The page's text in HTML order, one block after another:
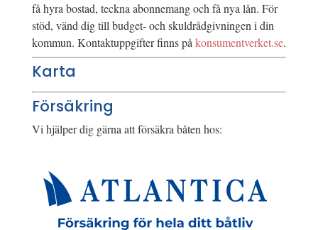
få hyra bostad, teckna abonnemang och få nya lån. För
stöd, vänd dig till budget- och skuldrådgivningen i din
kommun. Kontaktuppgifter finns på konsumentverket.se.
Karta
Försäkring
Vi hjälper dig gärna att försäkra båten hos: